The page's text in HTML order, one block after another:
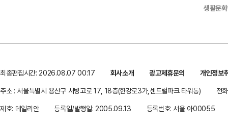
생활문
최종편집시간: 2026.08.07 00:17 회사소개 광고제휴문의
개인정보
주소 : 서울특별시 용산구 서빙고로 17, 18층(한강로3가,센트럴파크 타워동)
전
제호: 데일리안
등록일/발행일: 2005.09.13 등록번호: 서울 아00055